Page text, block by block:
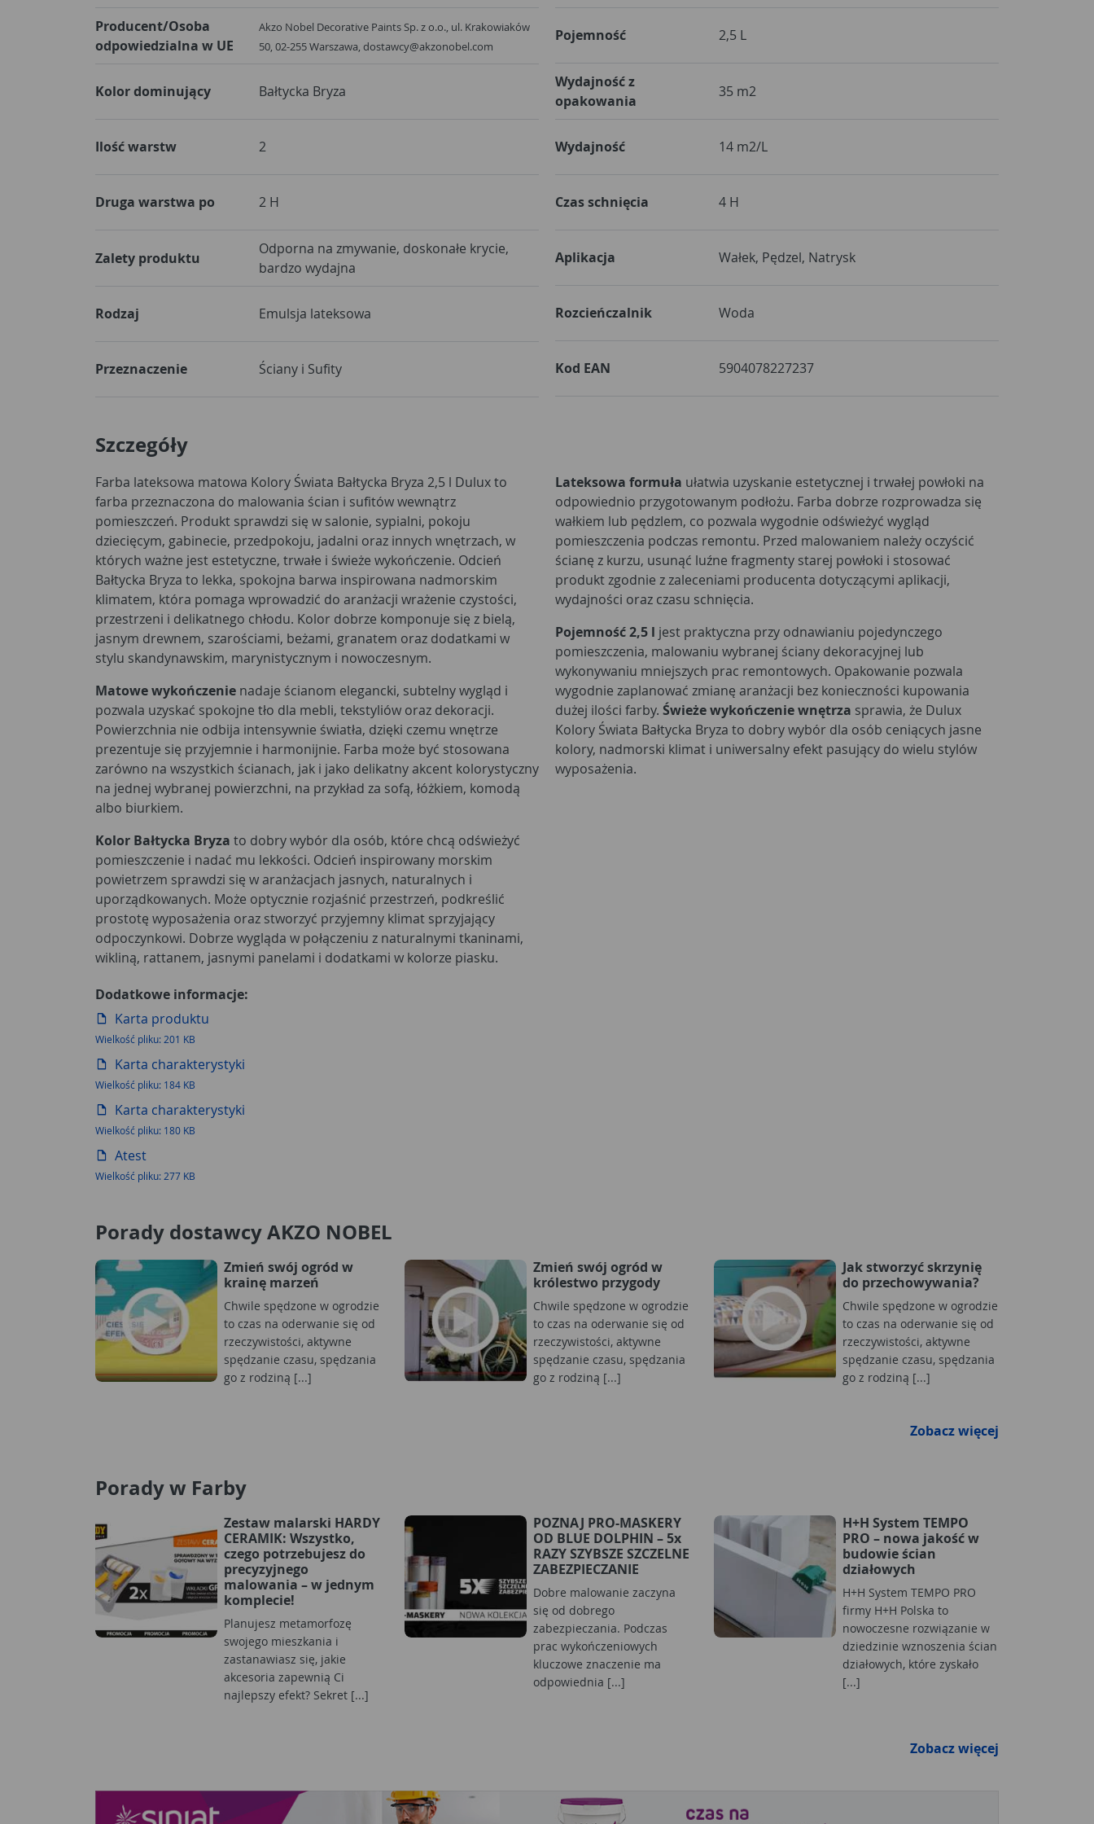
Producent/Osoba
odpowiedzialna w UE
Akzo Nobel Decorative Paints Sp. z o.o., ul. Krakowiaków
50, 02-255 Warszawa, dostawcy@akzonobel.com
Kolor dominujący Bałtycka Bryza
Ilość warstw 2
Druga warstwa po 2 H
Zalety produktu
Odporna na zmywanie, doskonałe krycie,
bardzo wydajna
Rodzaj Emulsja lateksowa
Przeznaczenie Ściany i Sufity
Pojemność 2,5 L
Wydajność z
opakowania
35 m2
Wydajność 14 m2/L
Czas schnięcia 4 H
Aplikacja Wałek, Pędzel, Natrysk
Rozcieńczalnik Woda
Kod EAN 5904078227237
Szczegóły
Farba lateksowa matowa Kolory Świata Bałtycka Bryza 2,5 l Dulux to
farba przeznaczona do malowania ścian i sufitów wewnątrz
pomieszczeń. Produkt sprawdzi się w salonie, sypialni, pokoju
dziecięcym, gabinecie, przedpokoju, jadalni oraz innych wnętrzach, w
których ważne jest estetyczne, trwałe i świeże wykończenie. Odcień
Bałtycka Bryza to lekka, spokojna barwa inspirowana nadmorskim
klimatem, która pomaga wprowadzić do aranżacji wrażenie czystości,
przestrzeni i delikatnego chłodu. Kolor dobrze komponuje się z bielą,
jasnym drewnem, szarościami, beżami, granatem oraz dodatkami w
stylu skandynawskim, marynistycznym i nowoczesnym.
Matowe wykończenie nadaje ścianom elegancki, subtelny wygląd i
pozwala uzyskać spokojne tło dla mebli, tekstyliów oraz dekoracji.
Powierzchnia nie odbija intensywnie światła, dzięki czemu wnętrze
prezentuje się przyjemnie i harmonijnie. Farba może być stosowana
zarówno na wszystkich ścianach, jak i jako delikatny akcent kolorystyczny
na jednej wybranej powierzchni, na przykład za sofą, łóżkiem, komodą
albo biurkiem.
Kolor Bałtycka Bryza to dobry wybór dla osób, które chcą odświeżyć
pomieszczenie i nadać mu lekkości. Odcień inspirowany morskim
powietrzem sprawdzi się w aranżacjach jasnych, naturalnych i
uporządkowanych. Może optycznie rozjaśnić przestrzeń, podkreślić
prostotę wyposażenia oraz stworzyć przyjemny klimat sprzyjający
odpoczynkowi. Dobrze wygląda w połączeniu z naturalnymi tkaninami,
wikliną, rattanem, jasnymi panelami i dodatkami w kolorze piasku.
Lateksowa formuła ułatwia uzyskanie estetycznej i trwałej powłoki na
odpowiednio przygotowanym podłożu. Farba dobrze rozprowadza się
wałkiem lub pędzlem, co pozwala wygodnie odświeżyć wygląd
pomieszczenia podczas remontu. Przed malowaniem należy oczyścić
ścianę z kurzu, usunąć luźne fragmenty starej powłoki i stosować
produkt zgodnie z zaleceniami producenta dotyczącymi aplikacji,
wydajności oraz czasu schnięcia.
Pojemność 2,5 l jest praktyczna przy odnawianiu pojedynczego
pomieszczenia, malowaniu wybranej ściany dekoracyjnej lub
wykonywaniu mniejszych prac remontowych. Opakowanie pozwala
wygodnie zaplanować zmianę aranżacji bez konieczności kupowania
dużej ilości farby. Świeże wykończenie wnętrza sprawia, że Dulux
Kolory Świata Bałtycka Bryza to dobry wybór dla osób ceniących jasne
kolory, nadmorski klimat i uniwersalny efekt pasujący do wielu stylów
wyposażenia.
Dodatkowe informacje:
Karta produktu
Wielkość pliku: 201 KB
Karta charakterystyki
Wielkość pliku: 184 KB
Karta charakterystyki
Wielkość pliku: 180 KB
Atest
Wielkość pliku: 277 KB
Porady dostawcy AKZO NOBEL
Zmień swój ogród w
krainę marzeń
Chwile spędzone w ogrodzie
to czas na oderwanie się od
rzeczywistości, aktywne
spędzanie czasu, spędzania
go z rodziną [...]
Zmień swój ogród w
królestwo przygody
Chwile spędzone w ogrodzie
to czas na oderwanie się od
rzeczywistości, aktywne
spędzanie czasu, spędzania
go z rodziną [...]
Jak stworzyć skrzynię
do przechowywania?
Chwile spędzone w ogrodzie
to czas na oderwanie się od
rzeczywistości, aktywne
spędzanie czasu, spędzania
go z rodziną [...]
Zobacz więcej
Porady w Farby
Zestaw malarski HARDY
CERAMIK: Wszystko,
czego potrzebujesz do
precyzyjnego
malowania – w jednym
komplecie!
Planujesz metamorfozę
swojego mieszkania i
zastanawiasz się, jakie
akcesoria zapewnią Ci
najlepszy efekt? Sekret [...]
POZNAJ PRO-MASKERY
OD BLUE DOLPHIN – 5x
RAZY SZYBSZE SZCZELNE
ZABEZPIECZANIE
Dobre malowanie zaczyna
się od dobrego
zabezpieczania. Podczas
prac wykończeniowych
kluczowe znaczenie ma
odpowiednia [...]
H+H System TEMPO
PRO – nowa jakość w
budowie ścian
działowych
H+H System TEMPO PRO
firmy H+H Polska to
nowoczesne rozwiązanie w
dziedzinie wznoszenia ścian
działowych, które zyskało
[...]
Zobacz więcej